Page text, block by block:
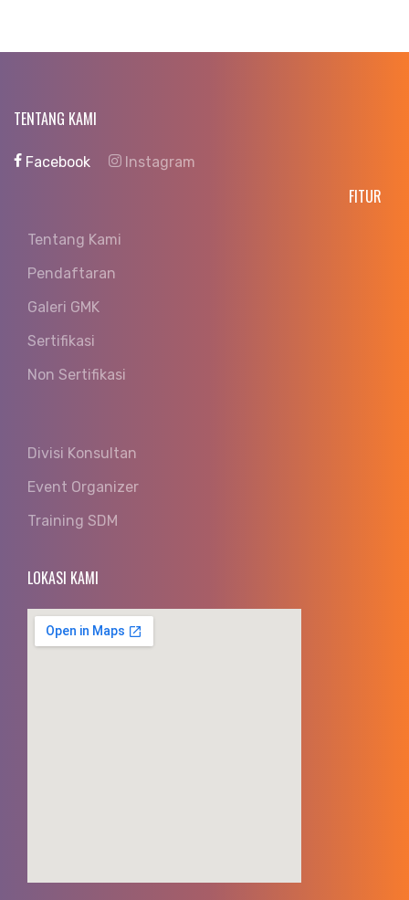
TENTANG KAMI
Facebook Instagram
FITUR
Tentang Kami
Pendaftaran
Galeri GMK
Sertifikasi
Non Sertifikasi
Divisi Konsultan
Event Organizer
Training SDM
LOKASI KAMI